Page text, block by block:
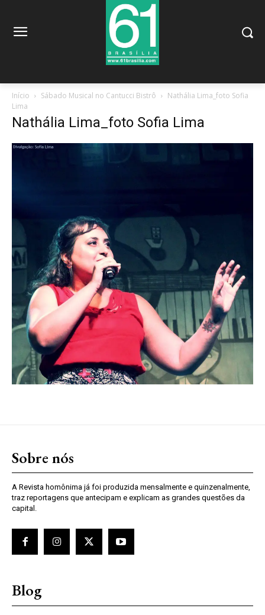
Início Sábado Musical no Cantucci Bistrô
Nathália Lima_foto Sofia
Lima
Nathália Lima_foto Sofia Lima
Sobre nós
A Revista homônima já foi produzida mensalmente e quinzenalmente,
traz reportagens que antecipam e explicam as grandes questões da
capital.
Blog